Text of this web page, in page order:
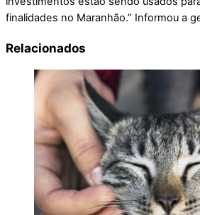
finalidades no Maranhão.” Informou a
Relacionados